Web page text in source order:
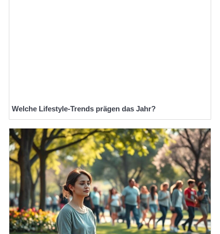
Welche Lifestyle-Trends prägen das Jahr?